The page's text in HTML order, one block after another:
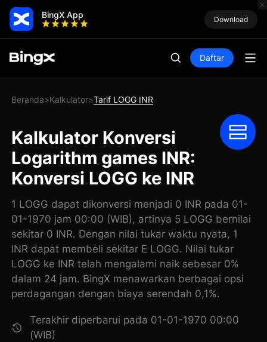
BingX App Download
Daftar
Beranda>Kalkulator>Tarif LOGG INR
Kalkulator Konversi
Logarithm games INR:
Konversi LOGG ke INR
1 LOGG dapat dikonversi menjadi 0 INR pada 01-
01-1970 jam 00:00 (WIB), artinya 5 LOGG bernilai
sekitar 0 INR. Dengan nilai tukar waktu nyata, 1
INR dapat membeli sekitar E LOGG. Nilai tukar
LOGG ke INR telah mengalami naik sebesar 0%
dalam 24 jam. BingX menawarkan berbagai opsi
perdagangan dengan biaya serendah 0,1%.
Terakhir diperbarui pada 01-01-1970 00:00
(WIB)